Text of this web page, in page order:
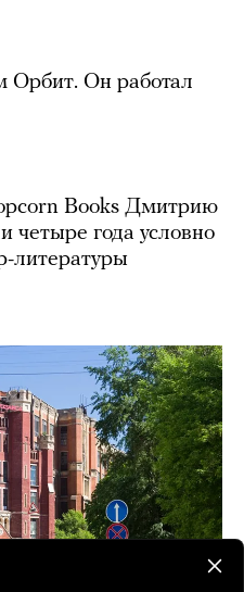
Орбит. Он работал
Books Дмитрию
четыре года условно
литературы